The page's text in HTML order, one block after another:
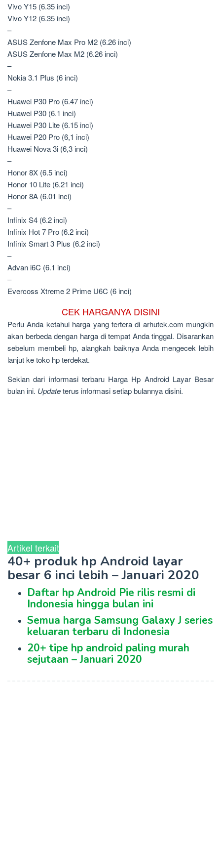
Vivo Y15 (6.35 inci)
Vivo Y12 (6.35 inci)
–
ASUS Zenfone Max Pro M2 (6.26 inci)
ASUS Zenfone Max M2 (6.26 inci)
–
Nokia 3.1 Plus (6 inci)
–
Huawei P30 Pro (6.47 inci)
Huawei P30 (6.1 inci)
Huawei P30 Lite (6.15 inci)
Huawei P20 Pro (6,1 inci)
Huawei Nova 3i (6,3 inci)
–
Honor 8X (6.5 inci)
Honor 10 Lite (6.21 inci)
Honor 8A (6.01 inci)
–
Infinix S4 (6.2 inci)
Infinix Hot 7 Pro (6.2 inci)
Infinix Smart 3 Plus (6.2 inci)
–
Advan i6C (6.1 inci)
–
Evercoss Xtreme 2 Prime U6C (6 inci)
CEK HARGANYA DISINI
Perlu Anda ketahui harga yang tertera di arhutek.com mungkin
akan berbeda dengan harga di tempat Anda tinggal. Disarankan
sebelum membeli hp, alangkah baiknya Anda mengecek lebih
lanjut ke toko hp terdekat.
Sekian dari informasi terbaru Harga Hp Android Layar Besar
bulan ini. Updateterus informasi setiap bulannya disini.
Artikel terkait
40+ produk hp Android layar
besar 6 inci lebih – Januari 2020
Daftar hp Android Pie rilis resmi di
Indonesia hingga bulan ini
Semua harga Samsung Galaxy J series
keluaran terbaru di Indonesia
20+ tipe hp android paling murah
sejutaan – Januari 2020